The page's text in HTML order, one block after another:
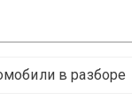
в разборе